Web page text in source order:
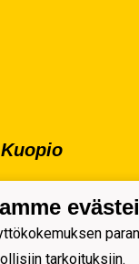
Banzai
tarkoituksiin.